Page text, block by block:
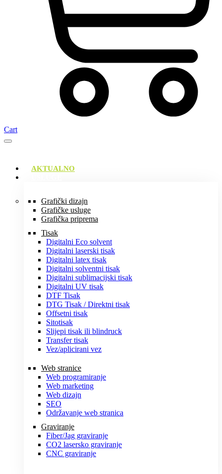
Cart
AKTUALNO
Grafički dizajn
Grafičke usluge
Grafička priprema
Tisak
Digitalni Eco solvent
Digitalni laserski tisak
Digitalni latex tisak
Digitalni solventni tisak
Digitalni sublimacijski tisak
Digitalni UV tisak
DTF Tisak
DTG Tisak / Direktni tisak
Offsetni tisak
Sitotisak
Slijepi tisak ili blindruck
Transfer tisak
Vez/aplicirani vez
Web stranice
Web programiranje
Web marketing
Web dizajn
SEO
Održavanje web stranica
Graviranje
Fiber/Jag graviranje
CO2 lasersko graviranje
CNC graviranje